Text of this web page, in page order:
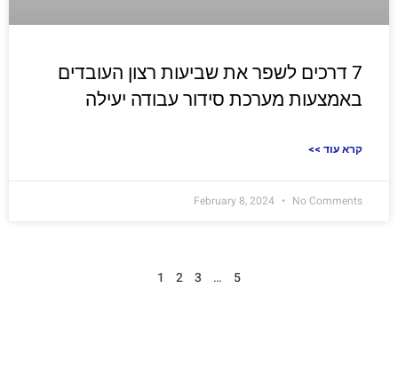
7 דרכים לשפר את שביעות רצון העובדים
באמצעות מערכת סידור עבודה יעילה
<< קרא עוד
February 8, 2024 No Comments
1 2 3 … 5